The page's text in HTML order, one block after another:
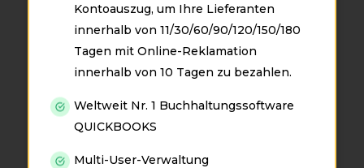
Kontoauszug, um Ihre Lieferanten
innerhalb von 11/30/60/90/120/150/180
Tagen mit Online-Reklamation
innerhalb von 10 Tagen zu bezahlen.
Weltweit Nr. 1 Buchhaltungssoftware
QUICKBOOKS
Multi-User-Verwaltung